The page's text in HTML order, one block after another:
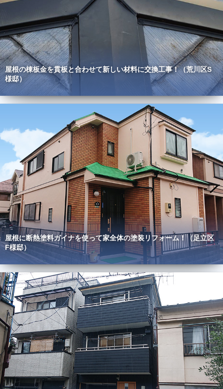
屋根の棟板金を貫板と合わせて新しい材料に交換工事！（荒川区S
様邸）
屋根に断熱塗料ガイナを使って家全体の塗装リフォーム！（足立区
F様邸）